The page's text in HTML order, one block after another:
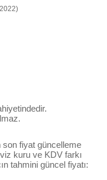
son fiyat güncelleme
kuru ve KDV farkı
tahmini güncel fiyatı: